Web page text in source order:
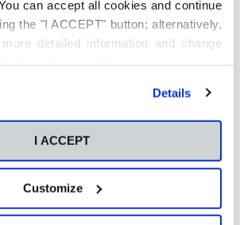
can accept all cookies and continue
the "I ACCEPT" button; alternatively,
detailed information and change
Details
I ACCEPT
Customize
y Financiera
gestores pueden encargarse de
inspecciones o auditorías.
trabajar en una gestoría o
ámbitos, es importante contar con
más recomendadas:
Dirección de Empresas